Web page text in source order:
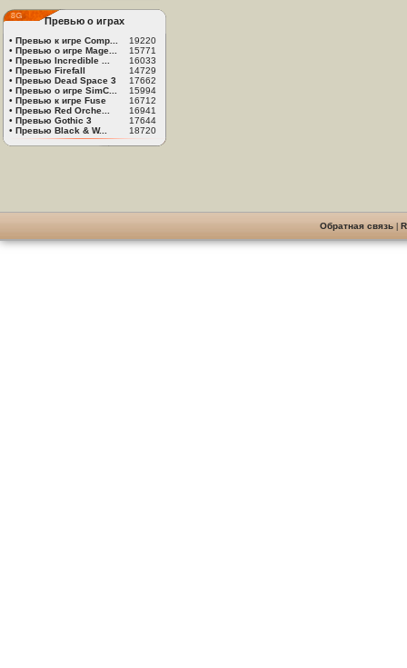
Превью о играх
• Превью к игре Comp...
19220
• Превью о игре Mage...
15771
• Превью Incredible ...
16033
• Превью Firefall
14729
• Превью Dead Space 3
17662
• Превью о игре SimC...
15994
• Превью к игре Fuse
16712
• Превью Red Orche...
16941
• Превью Gothic 3
17644
• Превью Black & W... 18720
Обратная связь